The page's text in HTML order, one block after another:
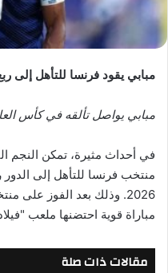
مبابي يقود فرنسا للتأهل إلى ربع
مبابي يواصل تألقه في كأس العالم
في أحداث مثيرة، تمكن النجم
منتخب فرنسا للتأهل إلى
2026. وذلك بعد الفوز
مباراة قوية احتضنها ملعب
مقالات ذات صلة